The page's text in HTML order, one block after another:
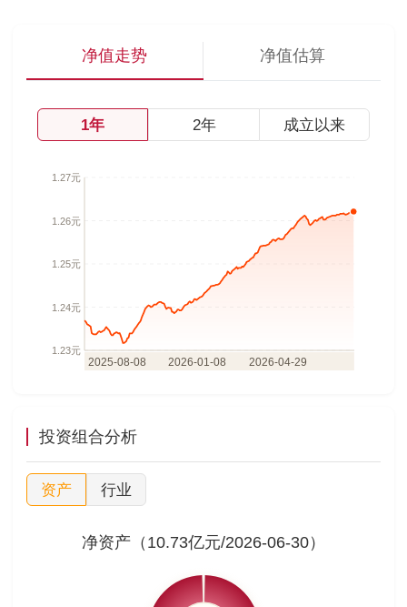
净值走势 净值估算
1年 2年 成立以来
投资组合分析
资产 行业
净资产（10.73亿元/2026-06-30）